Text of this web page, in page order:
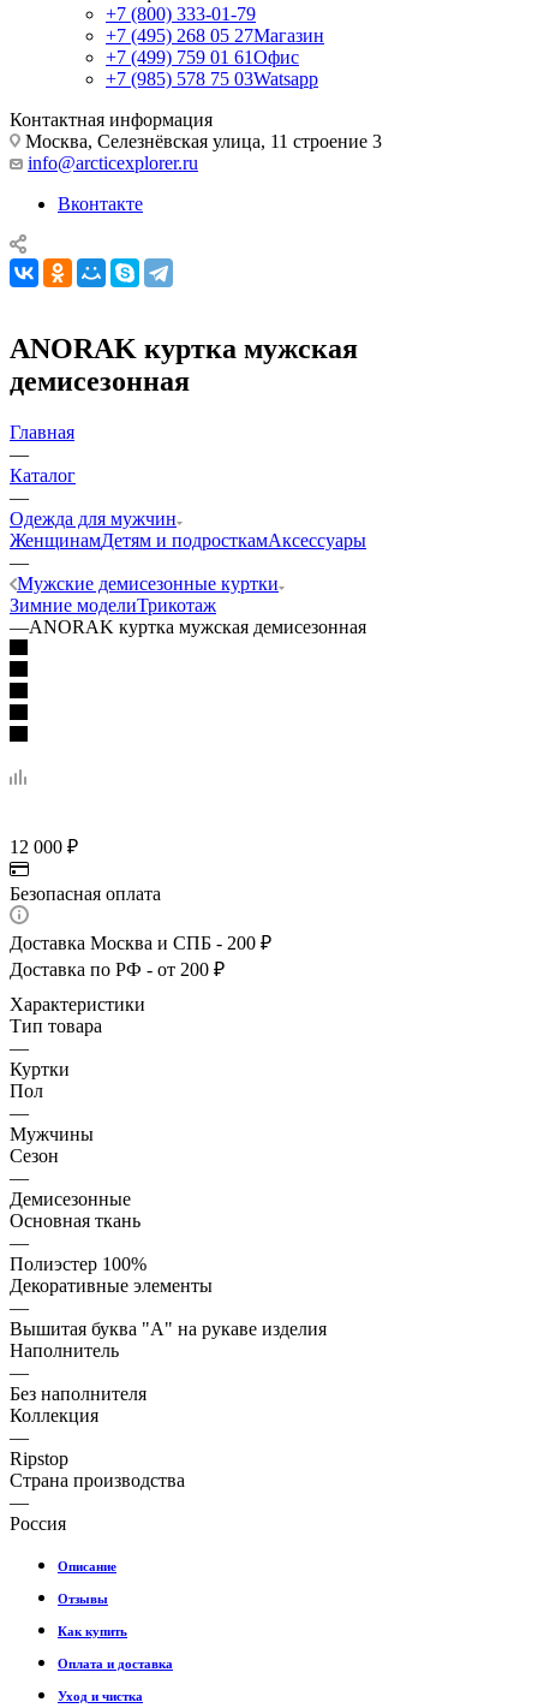
+7 (800) 333-01-79
+7 (495) 268 05 27Магазин
+7 (499) 759 01 61Офис
+7 (985) 578 75 03Watsapp
Контактная информация
Москва, Селезнёвская улица, 11 строение 3
info@arcticexplorer.ru
Вконтакте
ANORAK куртка мужская
демисезонная
Главная
—
Каталог
—
Одежда для мужчин
ЖенщинамДетям и подросткамАксессуары
—
Мужские демисезонные куртки
Зимние моделиТрикотаж
—ANORAK куртка мужская демисезонная
12 000 ₽
Безопасная оплата
Доставка Москва и СПБ - 200 ₽
Доставка по РФ - от 200 ₽
Характеристики
Тип товара
—
Куртки
Пол
—
Мужчины
Сезон
—
Демисезонные
Основная ткань
—
Полиэстер 100%
Декоративные элементы
—
Вышитая буква "A" на рукаве изделия
Наполнитель
—
Без наполнителя
Коллекция
—
Ripstop
Страна производства
—
Россия
Описание
Отзывы
Как купить
Оплата и доставка
Уход и чистка